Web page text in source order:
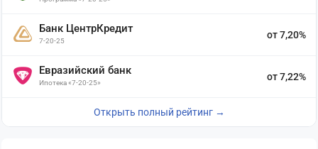
Банк ЦентрКредит
7-20-25
от 7,20%
Евразийский банк
Ипотека «7-20-25»
от 7,22%
Открыть полный рейтинг →